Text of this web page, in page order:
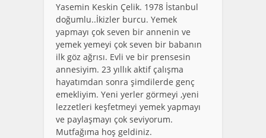
Yasemin Keskin Çelik. 1978 İstanbul
doğumlu..İkizler burcu. Yemek
yapmayı çok seven bir annenin ve
yemek yemeyi çok seven bir babanın
ilk göz ağrısı. Evli ve bir prensesin
annesiyim. 23 yıllık aktif çalışma
hayatımdan sonra şimdilerde genç
emekliyim. Yeni yerler görmeyi ,yeni
lezzetleri keşfetmeyi yemek yapmayı
ve paylaşmayı çok seviyorum.
Mutfağıma hoş geldiniz.